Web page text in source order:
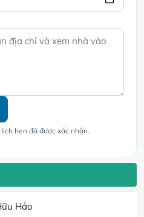
hẹn đã được xác nhận.
Hảo